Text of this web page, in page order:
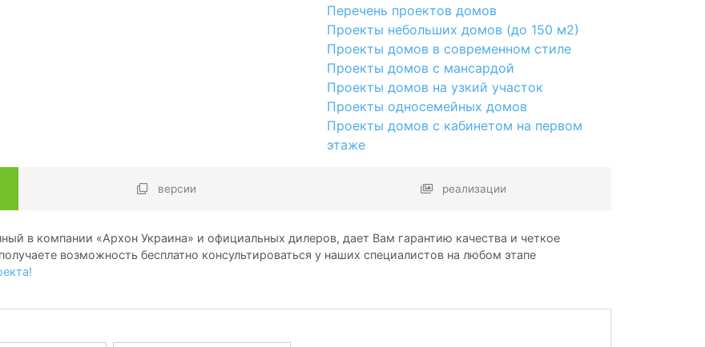
Перечень проектов домов
Проекты небольших домов (до 150 м2)
Проекты домов в современном стиле
Проекты домов с мансардой
Проекты домов на узкий участок
Проекты односемейных домов
Проекты домов с кабинетом на первом
этаже
версии реализации
в компании «Архон Украина» и официальных дилеров, дает Вам гарантию качества и четкое
возможность бесплатно консультироваться у наших специалистов на любом этапе